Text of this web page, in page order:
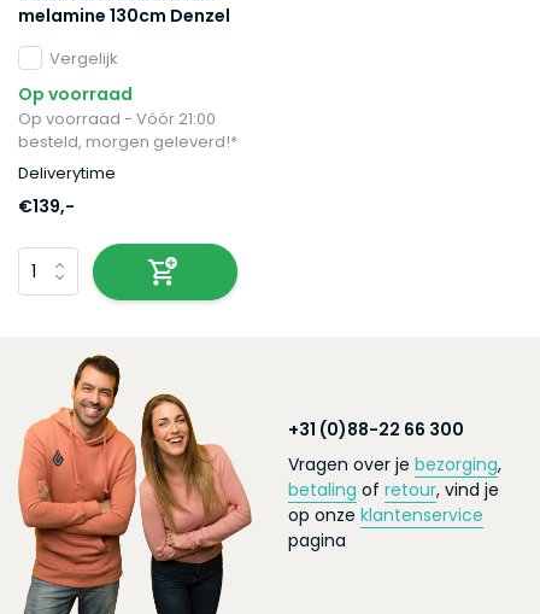
melamine 130cm Denzel
Vergelijk
Op voorraad
Op voorraad - Vóór 21:00
besteld, morgen geleverd!*
Deliverytime
€139,-
+31 (0)88-22 66 300
Vragen over je bezorging,
betaling of retour, vind je
op onze klantenservice
pagina